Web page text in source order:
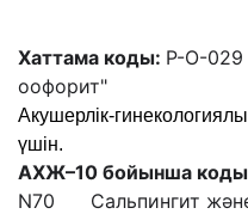
Хаттама коды: Р-О-029
оофорит"
Акушерлік-
үшін.
АХЖ–10 бойынша
N70 Сальпингит